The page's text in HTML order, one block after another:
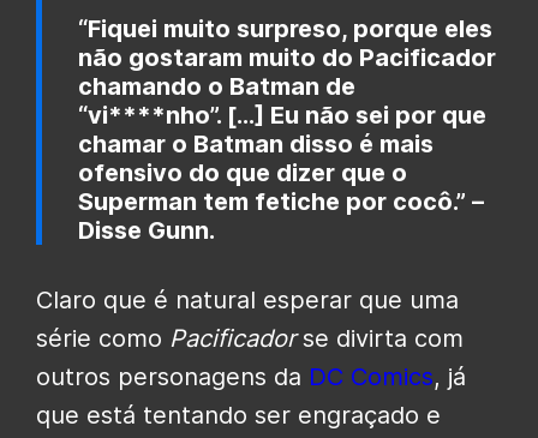
“Fiquei muito surpreso, porque eles
não gostaram muito do Pacificador
chamando o Batman de
“vi****nho”. […] Eu não sei por que
chamar o Batman disso é mais
ofensivo do que dizer que o
Superman tem fetiche por cocô.” –
Disse Gunn.
Claro que é natural esperar que uma
série como Pacificadorse divirta com
outros personagens da DC Comics, já
que está tentando ser engraçado e